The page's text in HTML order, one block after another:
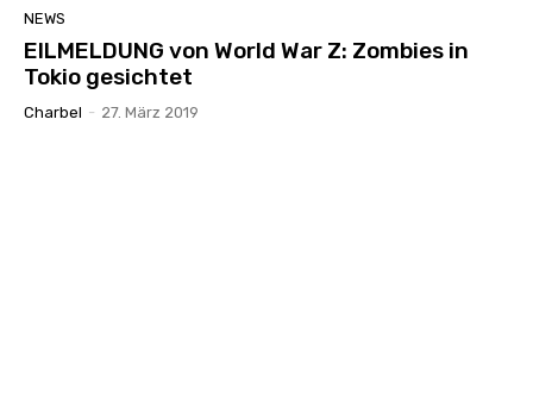
NEWS
EILMELDUNG von World War Z: Zombies in
Tokio gesichtet
Charbel - 27. März 2019